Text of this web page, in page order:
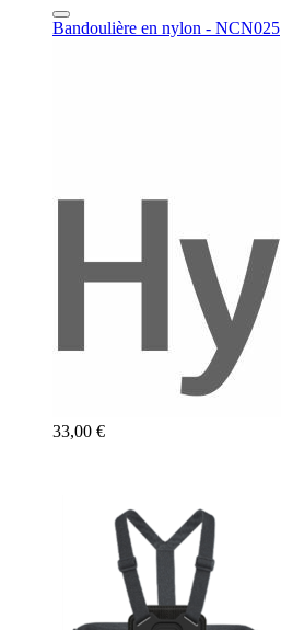
Bandoulière en nylon - NCN025
33,00 €